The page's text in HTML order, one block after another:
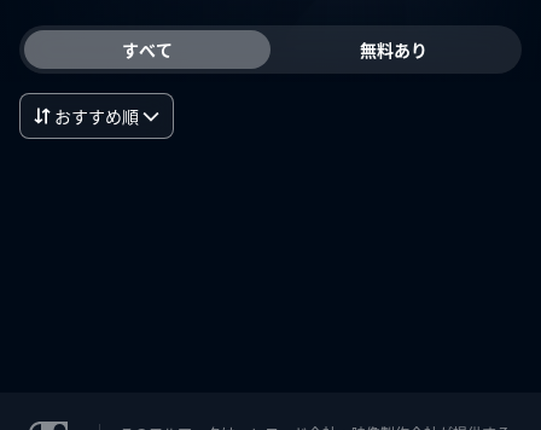
すべて 無料あり
おすすめ順